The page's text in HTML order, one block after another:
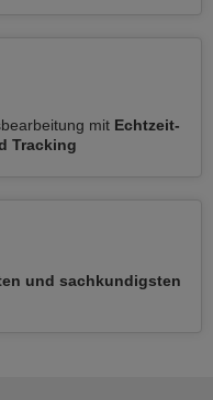
mit Echtzeit-
Tracking
und sachkundigsten